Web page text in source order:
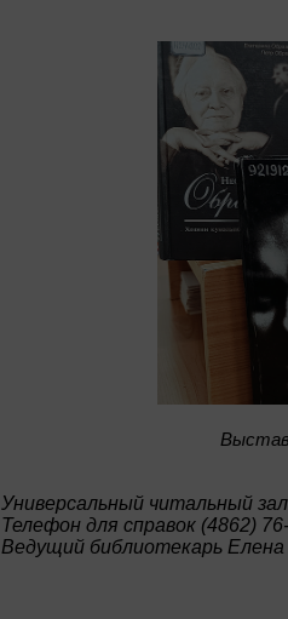
Универсальный читальный зал
Телефон для справок (4862)
Ведущий библиотекарь Елена